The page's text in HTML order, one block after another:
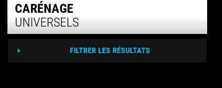
CARÉNAGE
UNIVERSELS
FILTRER LES RÉSULTATS